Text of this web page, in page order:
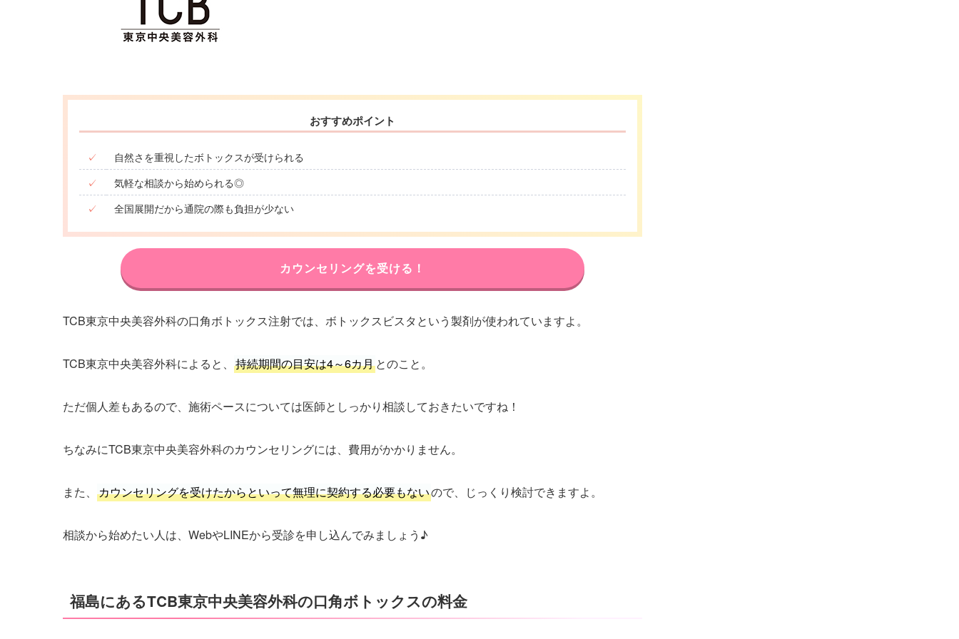
おすすめポイント
✓
自然さを重視したボトックスが受けられる
✓
気軽な相談から始められる◎
✓
全国展開だから通院の際も負担が少ない
カウンセリングを受ける！
TCB東京中央美容外科の口角ボトックス注射では、ボトックスビスタという製剤が使われていますよ。
TCB東京中央美容外科によると、 持続期間の目安は4～6カ月とのこと。
ただ個人差もあるので、施術ペースについては医師としっかり相談しておきたいですね！
ちなみにTCB東京中央美容外科のカウンセリングには、費用がかかりません。
また、 カウンセリングを受けたからといって無理に契約する必要もないので、じっくり検討できますよ。
相談から始めたい人は、WebやLINEから受診を申し込んでみましょう♪
福島にあるTCB東京中央美容外科の口角ボトックスの料金